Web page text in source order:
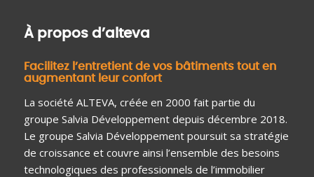
À propos d’alteva
Facilitez l’entretient de vos bâtiments tout en
augmentant leur confort
La société ALTEVA, créée en 2000 fait partie du
groupe Salvia Développement depuis décembre 2018.
Le groupe Salvia Développement poursuit sa stratégie
de croissance et couvre ainsi l’ensemble des besoins
technologiques des professionnels de l’immobilier